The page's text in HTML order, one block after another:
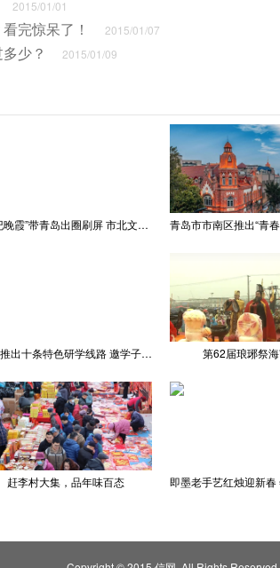
2015/01/01
完惊呆了！ 2015/01/07
少？ 2015/01/09
“世纪晚霞”带青岛出圈刷屏 市北文旅推出精品线路
青岛推出十条特色研学线路 邀学子逐梦深蓝探知山海 第62届琅琊祭
赶李村大集，品年味百态